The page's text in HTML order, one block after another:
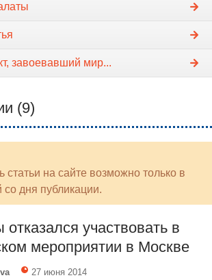
завоевавший мир...
(9)
статьи на сайте возможно только в
со дня публикации.
участвовать в
мероприятии в Москве
27 июня 2014